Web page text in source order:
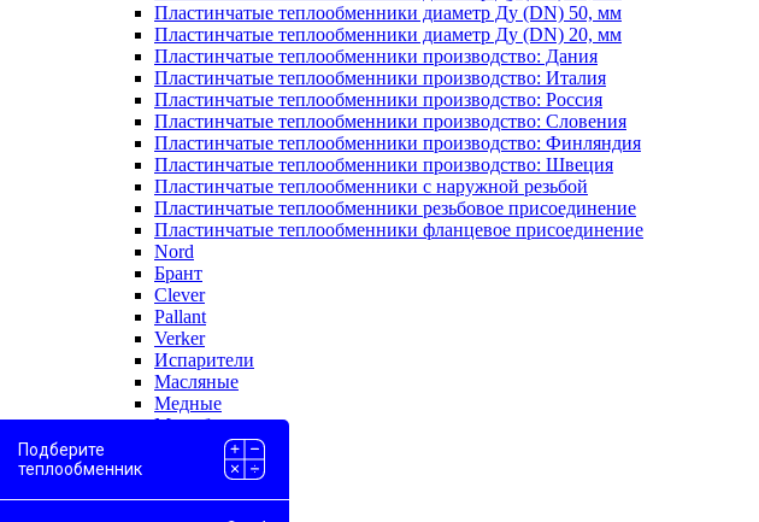
Пластинчатые теплообменники диаметр Ду (DN) 50, мм
Пластинчатые теплообменники диаметр Ду (DN) 20, мм
Пластинчатые теплообменники производство: Дания
Пластинчатые теплообменники производство: Италия
Пластинчатые теплообменники производство: Россия
Пластинчатые теплообменники производство: Словения
Пластинчатые теплообменники производство: Финляндия
Пластинчатые теплообменники производство: Швеция
Пластинчатые теплообменники с наружной резьбой
Пластинчатые теплообменники резьбовое присоединение
Пластинчатые теплообменники фланцевое присоединение
Nord
Брант
Clever
Pallant
Verker
Испарители
Масляные
Медные
Моноблоки
Одноходовые
Пароводяные
Подберите
теплообменник